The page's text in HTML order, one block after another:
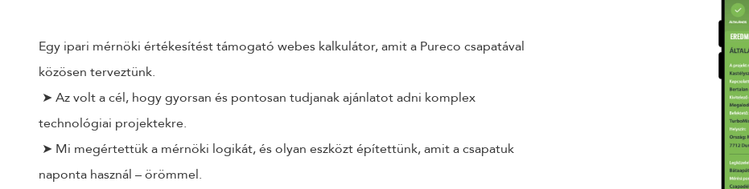
Egy ipari mérnöki értékesítést támogató webes kalkulátor, amit a Pureco csapatával
közösen terveztünk.
➤ Az volt a cél, hogy gyorsan és pontosan tudjanak ajánlatot adni komplex
technológiai projektekre.
➤ Mi megértettük a mérnöki logikát, és olyan eszközt építettünk, amit a csapatuk
naponta használ – örömmel.